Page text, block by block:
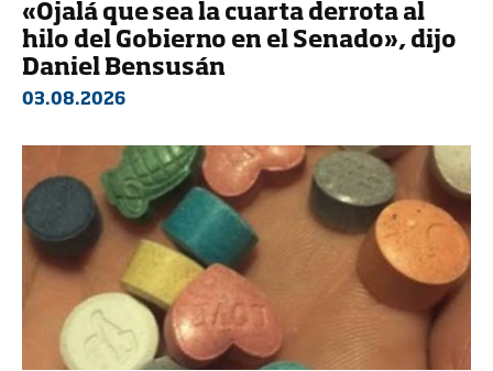
«Ojalá que sea la cuarta derrota al
hilo del Gobierno en el Senado», dijo
Daniel Bensusán
03.08.2026